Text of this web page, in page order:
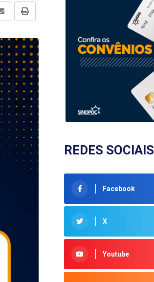
REDES SOCIAIS
Facebook
X
Youtube